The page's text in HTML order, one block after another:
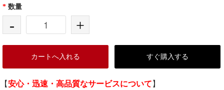
* 数量
- +
カートへ入れる すぐ購入する
【安心・迅速・高品質なサービスについて 】